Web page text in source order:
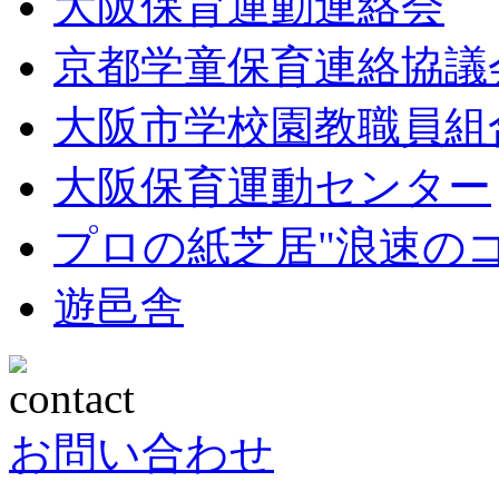
京都学童保育連絡協議
大阪市学校園教職員組
大阪保育運動センター
プロの紙芝居"浪速の
遊邑舎
お問い合わせ